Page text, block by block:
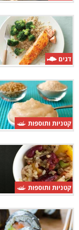
דגים
קטניות ותוספות
קטניות ותוספות